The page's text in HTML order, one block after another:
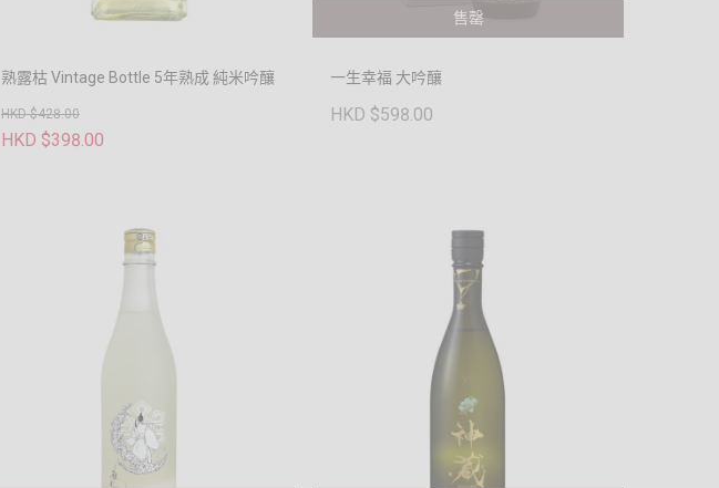
熟露枯 Vintage Bottle 5年熟成 純米吟釀
HKD $428.00
HKD $398.00
售罄
一生幸福 大吟釀
HKD $598.00